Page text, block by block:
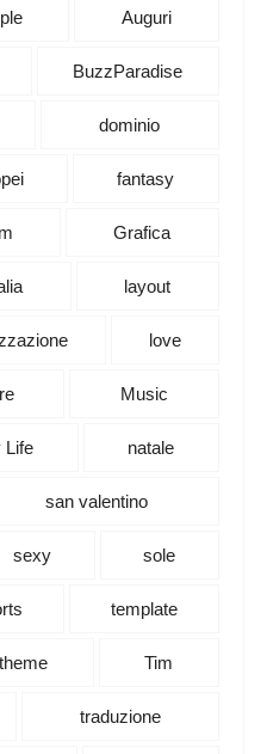
Auguri
BuzzParadise
dominio
fantasy
Grafica
layout
love
Music
Life natale
san valentino
sexy sole
template
theme Tim
traduzione